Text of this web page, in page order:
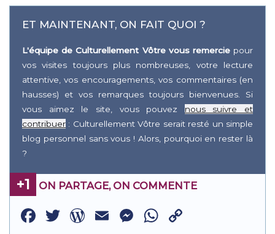
ET MAINTENANT, ON FAIT QUOI ?
L'équipe de Culturellement Vôtre vous remerciepour
vos visites toujours plus nombreuses, votre lecture
attentive, vos encouragements, vos commentaires (en
hausses) et vos remarques toujours bienvenues. Si
vous aimez le site, vous pouvez nous suivre et
contribuer : Culturellement Vôtre serait resté un simple
blog personnel sans vous ! Alors, pourquoi en rester là
?
+1 ON PARTAGE, ON COMMENTE
Facebook
Twitter
WordPress
EmailMessenger
WhatsApp